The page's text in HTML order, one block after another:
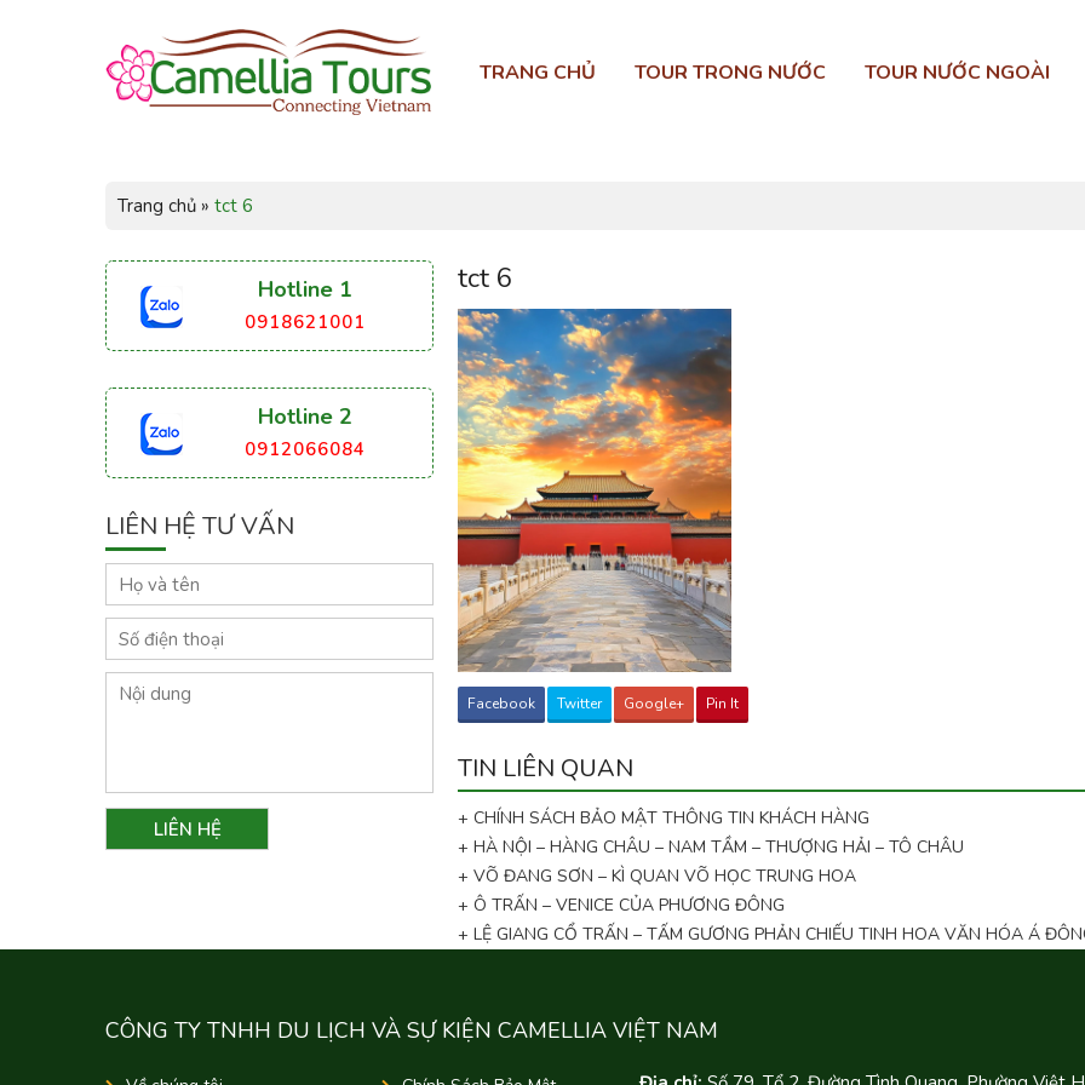
TRANG CHỦ TOUR TRONG NƯỚC TOUR NƯỚC NGOÀI
Trang chủ » tct 6
tct 6
Facebook Twitter Google+ Pin It
TIN LIÊN QUAN
+ CHÍNH SÁCH BẢO MẬT THÔNG TIN KHÁCH HÀNG
+ HÀ NỘI – HÀNG CHÂU – NAM TẦM – THƯỢNG HẢI – TÔ CHÂU
+ VÕ ĐANG SƠN – KÌ QUAN VÕ HỌC TRUNG HOA
+ Ô TRẤN – VENICE CỦA PHƯƠNG ĐÔNG
+ LỆ GIANG CỔ TRẤN – TẤM GƯƠNG PHẢN CHIẾU TINH HOA VĂN HÓA Á
Hotline 1
0918621001
Hotline 2
0912066084
LIÊN HỆ TƯ VẤN
CÔNG TY TNHH DU LỊCH VÀ SỰ KIỆN CAMELLIA VIỆT NAM